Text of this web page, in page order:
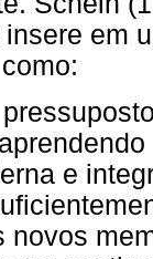
em
e
novos